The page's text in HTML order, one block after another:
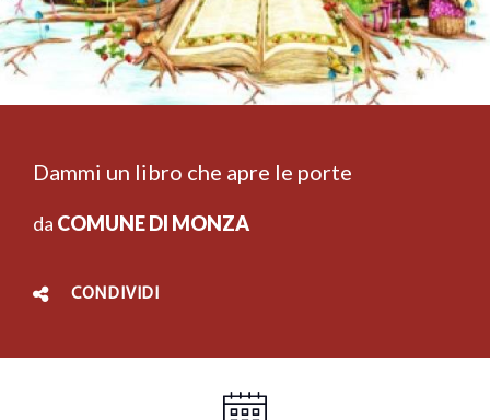
Dammi un libro che apre le porte
da COMUNE DI MONZA
CONDIVIDI